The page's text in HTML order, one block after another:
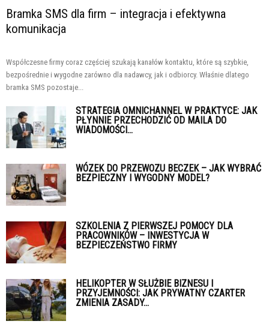
Bramka SMS dla firm – integracja i efektywna
komunikacja
Współczesne firmy coraz częściej szukają kanałów kontaktu, które są szybkie,
bezpośrednie i wygodne zarówno dla nadawcy, jak i odbiorcy. Właśnie dlatego
bramka SMS pozostaje...
STRATEGIA OMNICHANNEL W PRAKTYCE: JAK
PŁYNNIE PRZECHODZIĆ OD MAILA DO
WIADOMOŚCI...
WÓZEK DO PRZEWOZU BECZEK – JAK WYBRAĆ
BEZPIECZNY I WYGODNY MODEL?
SZKOLENIA Z PIERWSZEJ POMOCY DLA
PRACOWNIKÓW – INWESTYCJA W
BEZPIECZEŃSTWO FIRMY
HELIKOPTER W SŁUŻBIE BIZNESU I
PRZYJEMNOŚCI: JAK PRYWATNY CZARTER
ZMIENIA ZASADY...